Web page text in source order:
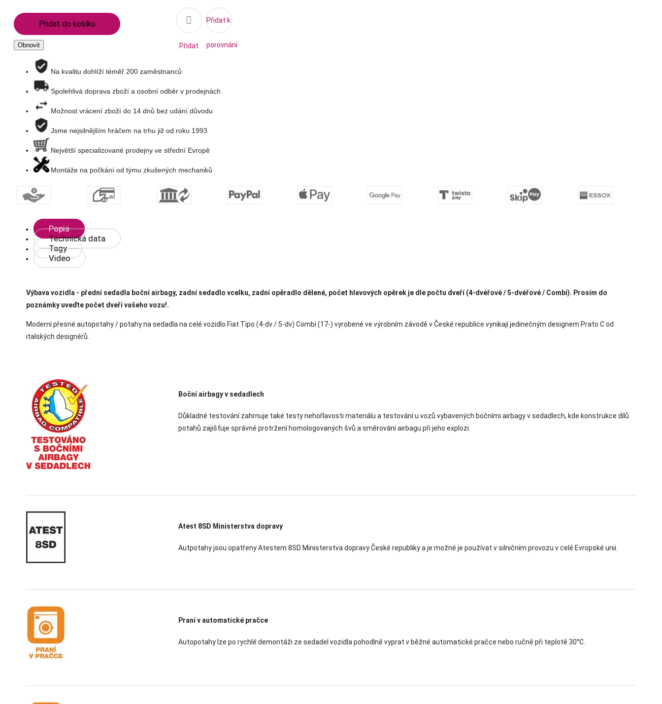
Přidat do košíku 
Přidat
seznam
Přidat k
porovnání
Na kvalitu dohlíží téměř 200 zaměstnanců
Spolehlivá doprava zboží a osobní odběr v prodejnách
Možnost vrácení zboží do 14 dnů bez udání důvodu
Jsme nejsilnějším hráčem na trhu již od roku 1993
Největší specializované prodejny ve střední Evropě
Montáže na počkání od týmu zkušených mechaniků
Popis
Technická data
Tagy
Video
Výbava vozidla - přední sedadla boční airbagy, zadní sedadlo vcelku, zadní opěradlo dělené, počet hlavových opěrek je dle počtu dveří (4-dvéřové / 5-dvéřové / Combi). Prosím do
poznámky uveďte počet dveří vašeho vozu!.
Moderní přesné autopotahy / potahy na sedadla na celé vozidlo Fiat Tipo (4-dv / 5-dv) Combi (17-) vyrobené ve výrobním závodě v České republice vynikají jedinečným designem Prato C od
italských designérů.
Boční airbagy v sedadlech
Důkladné testování zahrnuje také testy nehořlavosti materiálu a testování u vozů vybavených bočními airbagy v sedadlech, kde konstrukce dílů
potahů zajišťuje správné protržení homologovaných švů a směrování airbagu při jeho explozi.
Atest 8SD Ministerstva dopravy
Autpotahy jsou opatřeny Atestem 8SD Ministerstva dopravy České republiky a je možné je používat v silničním provozu v celé Evropské unii.
Praní v automatické pračce
Autopotahy lze po rychlé demontáži ze sedadel vozidla pohodlně vyprat v běžné automatické pračce nebo ručně při teplotě 30°C.